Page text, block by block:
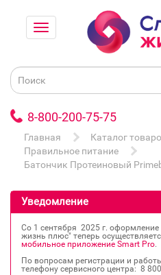
8-800-200-75-75
Главная
Каталог
Правильное питание
Батончик Протеиновый
Уведомление
Со 1 сентября 2025 г.
жизнь плюс" теперь
мобильное приложение Smart Pro.
По вопросам регистрации и
телефону сервисного центра: 8 800